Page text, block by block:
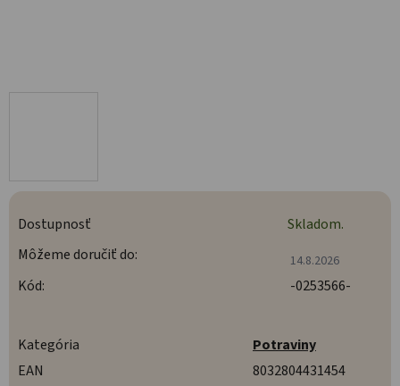
Dostupnosť
Skladom.
Môžeme doručiť do:
14.8.2026
Kód: -0253566-
Kategória
Potraviny
EAN
8032804431454